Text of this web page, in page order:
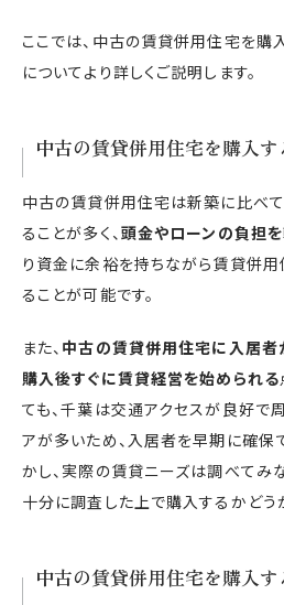
ここでは、中古の賃貸併用住宅を購
についてより詳しくご説明します。
中古の賃貸併用住宅を購入す
中古の賃貸併用住宅は新築に比べ
ることが多く、 頭金やローンの負担
り資金に余裕を持ちながら賃貸併
ることが可能です。
また、 中古の賃貸併用住宅に入居者
購入後すぐに賃貸経営を始められる
ても、千葉は交通アクセスが良好で
アが多いため、入居者を早期に確保
かし、実際の賃貸ニーズは調べてみ
十分に調査した上で購入するかどう
中古の賃貸併用住宅を購入す